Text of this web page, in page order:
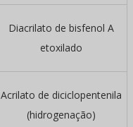
Diacrilato de bisfenol A
etoxilado
Acrilato de diciclopentenila
(hidrogenação)